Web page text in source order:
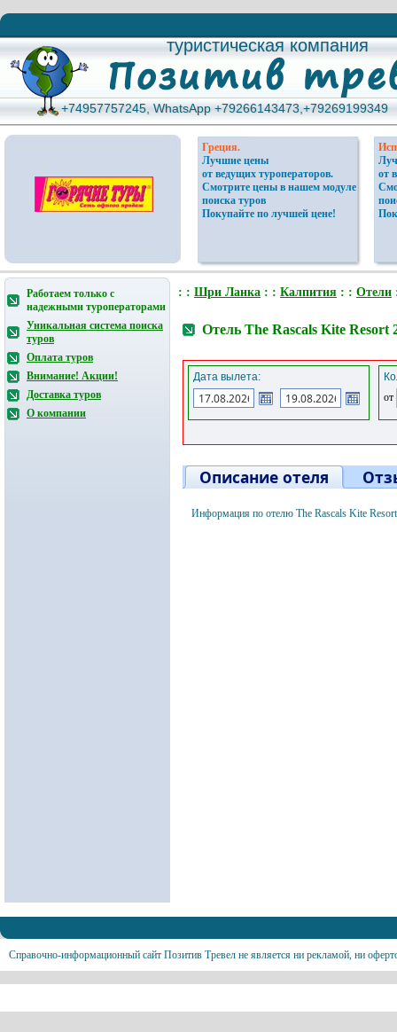
туристическая компания
туристическая компания
+74957757245, WhatsApp +79266143473,+79269199349
+74957757245, WhatsApp +79266143473,+79269199349
Греция.
Лучшие цены
от ведущих туроператоров.
Смотрите цены в нашем модуле
поиска туров
Покупайте по лучшей цене!
от
Работаем только с
надежными туроператорами
Уникальная система поиска
туров
Оплата туров
Внимание! Акции!
Доставка туров
О компании
: : Шри Ланка : : Калпития : : Отели
Отель The Rascals Kite
Дата вылета:
от
Описание отеля
Информация по отелю The Rascals Kite
Справочно-информационный сайт Позитив Тревел не является ни рекламой, ни